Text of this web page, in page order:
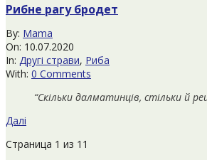
Рибне рагу бродет
2020-
07-
10
By: Mama
On: 10.07.2020
In: Другі страви, Риба
With: 0 Comments
“Скільки далматинців, стільки й
Далі
Страница 1 из 1 1